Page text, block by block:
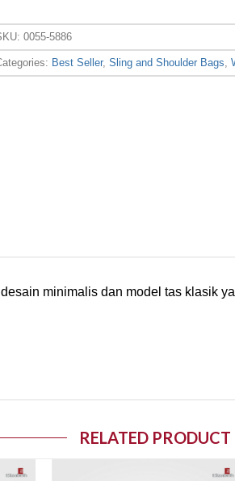
0055-5886
Best Seller,Sling and Shoulder Bags ,
minimalis dan model tas klasik
RELATED PRODUCT